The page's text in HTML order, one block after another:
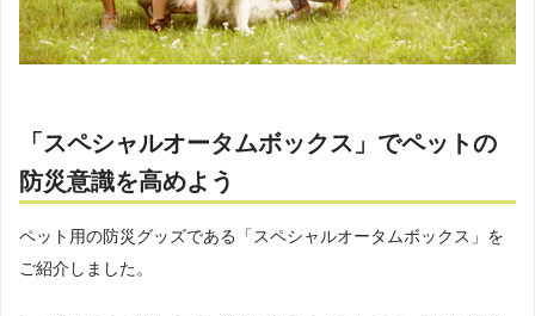
「スペシャルオータムボックス」でペットの
防災意識を高めよう
ペット用の防災グッズである「スペシャルオータムボックス」を
ご紹介しました。